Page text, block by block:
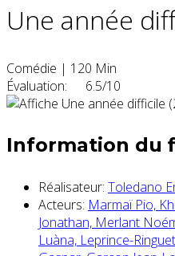
Une année
Comédie | 120 Min
Évaluation:
6.5/10
Information du
Réalisateur: Toledano
Acteurs: Marmaï Pio,
Jonathan, Merlant
Luàna, Leprince-